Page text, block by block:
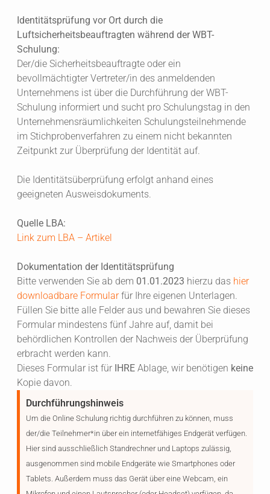
Identitätsprüfung vor Ort durch die
Luftsicherheitsbeauftragten während der WBT-
Schulung:
Der/die Sicherheitsbeauftragte oder ein
bevollmächtigter Vertreter/in des anmeldenden
Unternehmens ist über die Durchführung der WBT-
Schulung informiert und sucht pro Schulungstag in den
Unternehmensräumlichkeiten Schulungsteilnehmende
im Stichprobenverfahren zu einem nicht bekannten
Zeitpunkt zur Überprüfung der Identität auf.
Die Identitätsüberprüfung erfolgt anhand eines
geeigneten Ausweisdokuments.
Quelle LBA:
Link zum LBA – Artikel
Dokumentation der Identitätsprüfung
Bitte verwenden Sie ab dem 01.01.2023 hierzu das hier
downloadbare Formularfür Ihre eigenen Unterlagen.
Füllen Sie bitte alle Felder aus und bewahren Sie dieses
Formular mindestens fünf Jahre auf, damit bei
behördlichen Kontrollen der Nachweis der Überprüfung
erbracht werden kann.
Dieses Formular ist für IHREAblage, wir benötigen keine
Kopie davon.
Durchführungshinweis
Um die Online Schulung richtig durchführen zu können, muss
der/die Teilnehmer*in über ein internetfähiges Endgerät verfügen.
Hier sind ausschließlich Standrechner und Laptops zulässig,
ausgenommen sind mobile Endgeräte wie Smartphones oder
Tablets. Außerdem muss das Gerät über eine Webcam, ein